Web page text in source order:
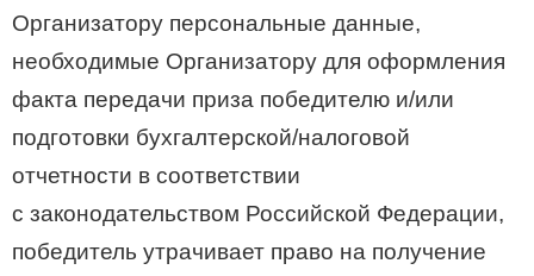
Организатору персональные данные,
необходимые Организатору для оформления
факта передачи приза победителю и/или
подготовки бухгалтерской/налоговой
отчетности в соответствии
с законодательством Российской Федерации,
победитель утрачивает право на получение